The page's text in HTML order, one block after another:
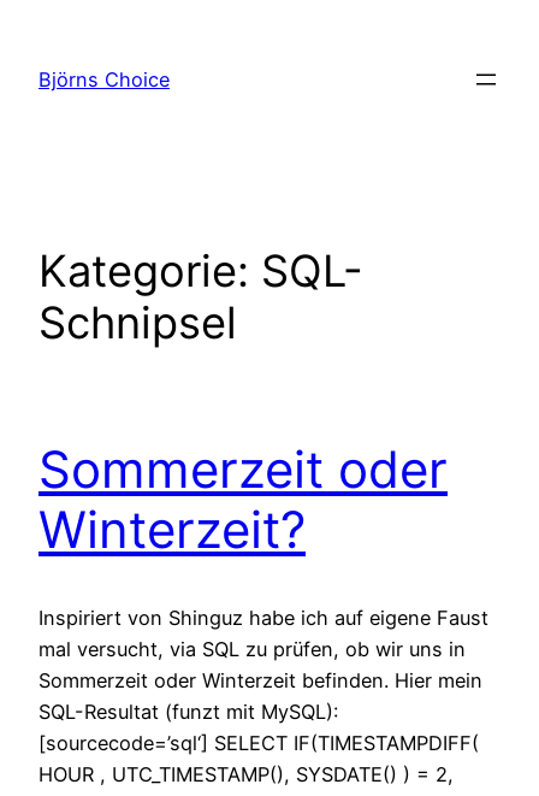
springen
Björns Choice
Kategorie: SQL-
Schnipsel
Sommerzeit oder
Winterzeit?
Inspiriert von Shinguz habe ich auf eigene Faust
mal versucht, via SQL zu prüfen, ob wir uns in
Sommerzeit oder Winterzeit befinden. Hier mein
SQL-Resultat (funzt mit MySQL):
[sourcecode=’sql‘] SELECT IF(TIMESTAMPDIFF(
HOUR , UTC_TIMESTAMP(), SYSDATE() ) = 2,